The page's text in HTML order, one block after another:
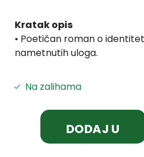
Kratak opis
• Poetičan roman o
nametnutih uloga.
Na zalihama
DODAJ U